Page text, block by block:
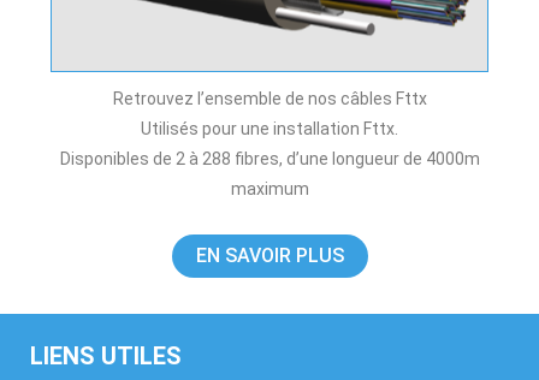
Retrouvez l’ensemble de nos câbles Fttx
Utilisés pour une installation Fttx.
Disponibles de 2 à 288 fibres, d’une longueur de 4000m
maximum
EN SAVOIR PLUS
LIENS UTILES